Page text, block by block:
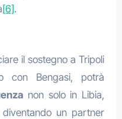
[6].
il sostegno a Tripoli
con Bengasi, potrà
non solo in Libia,
diventando un partner